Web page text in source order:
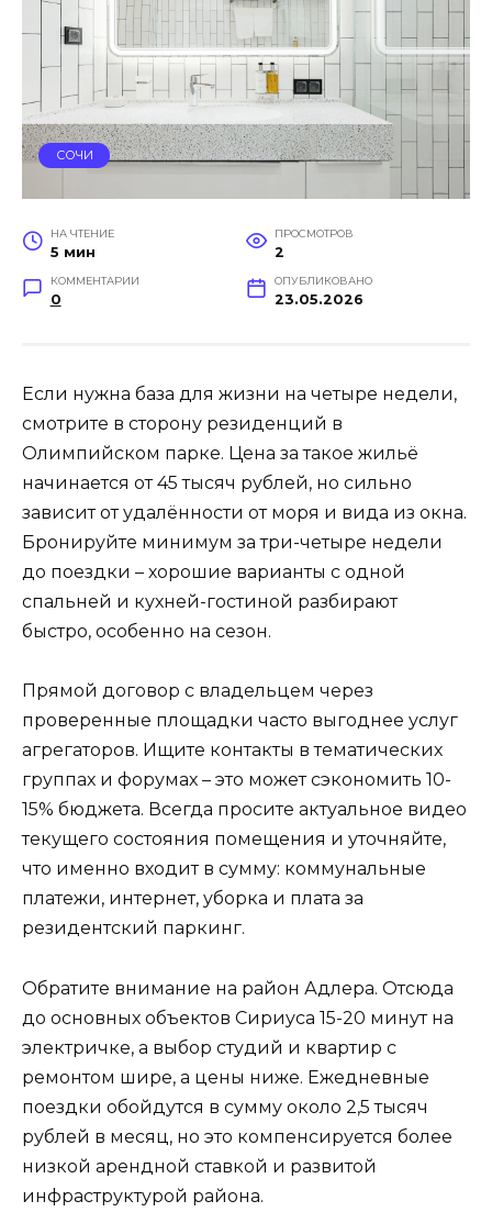
СОЧИ
НА ЧТЕНИЕ
5 мин
ПРОСМОТРОВ
2
КОММЕНТАРИИ
0
ОПУБЛИКОВАНО
23.05.2026
Если нужна база для жизни на четыре недели,
смотрите в сторону резиденций в
Олимпийском парке. Цена за такое жильё
начинается от 45 тысяч рублей, но сильно
зависит от удалённости от моря и вида из окна.
Бронируйте минимум за три-четыре недели
до поездки – хорошие варианты с одной
спальней и кухней-гостиной разбирают
быстро, особенно на сезон.
Прямой договор с владельцем через
проверенные площадки часто выгоднее услуг
агрегаторов. Ищите контакты в тематических
группах и форумах – это может сэкономить 10-
15% бюджета. Всегда просите актуальное видео
текущего состояния помещения и уточняйте,
что именно входит в сумму: коммунальные
платежи, интернет, уборка и плата за
резидентский паркинг.
Обратите внимание на район Адлера. Отсюда
до основных объектов Сириуса 15-20 минут на
электричке, а выбор студий и квартир с
ремонтом шире, а цены ниже. Ежедневные
поездки обойдутся в сумму около 2,5 тысяч
рублей в месяц, но это компенсируется более
низкой арендной ставкой и развитой
инфраструктурой района.